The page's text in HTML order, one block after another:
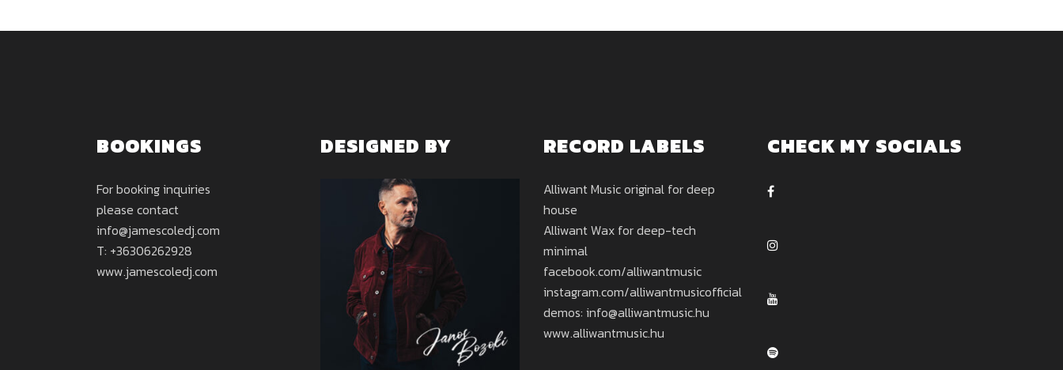
BOOKINGS
For booking inquiries
please contact
info@jamescoledj.com
T: +36306262928
www.jamescoledj.com
DESIGNED BY RECORD LABELS
Alliwant Music original for deep
house
Alliwant Wax for deep-tech
minimal
facebook.com/alliwantmusic
instagram.com/alliwantmusicofficial
demos: info@alliwantmusic.hu
www.alliwantmusic.hu
CHECK MY SOCIALS